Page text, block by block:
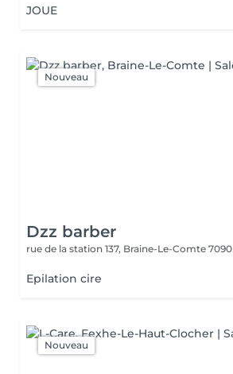
JOUE
Nouveau
Dzz barber
rue de la station 137, Braine-Le-Comte 7090
Epilation cire
Nouveau